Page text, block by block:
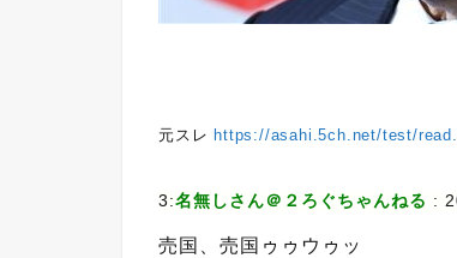
元スレ https://asahi.5ch.net/test/
3:名無しさん＠２ろぐちゃんねる :
売国、売国ゥゥウゥッ